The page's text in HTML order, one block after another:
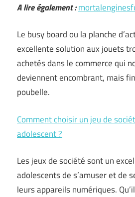
A lire également :
Le busy board ou la planche
excellente solution aux jouets
achetés dans le commerce qui
deviennent encombrant, mais
poubelle.
Comment choisir un jeu de
adolescent ?
Les jeux de société sont un
adolescents de s’amuser et de
leurs appareils numériques.